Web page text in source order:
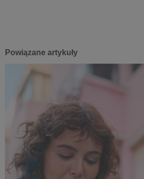
Powiązane artykuły